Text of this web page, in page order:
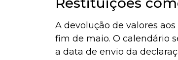
A devolução de valores
fim de maio. O calendário
a data de envio da